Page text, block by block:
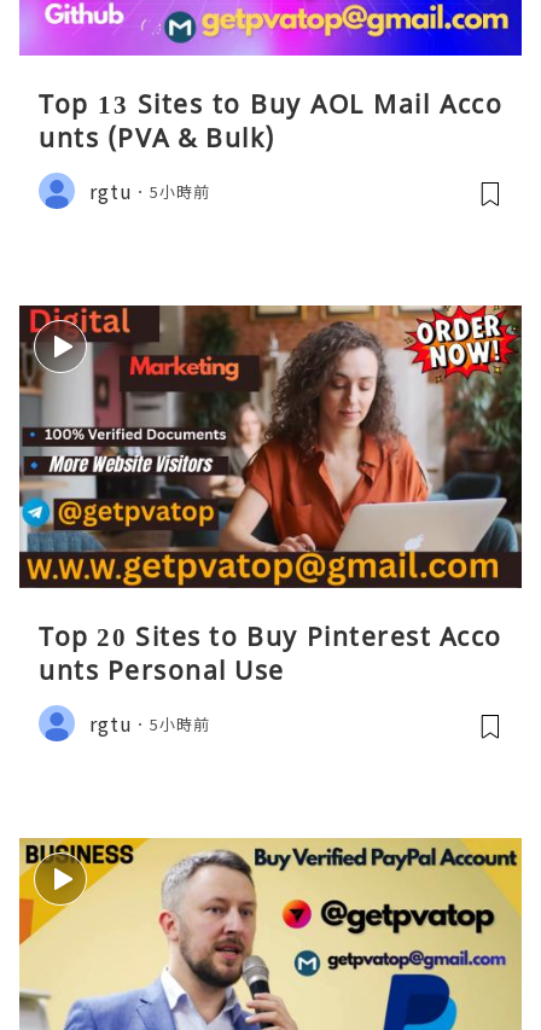
Top 13 Sites to Buy AOL Mail Acco
unts (PVA & Bulk)
rgtu 5小時前
Top 20 Sites to Buy Pinterest Acco
unts Personal Use
rgtu 5小時前